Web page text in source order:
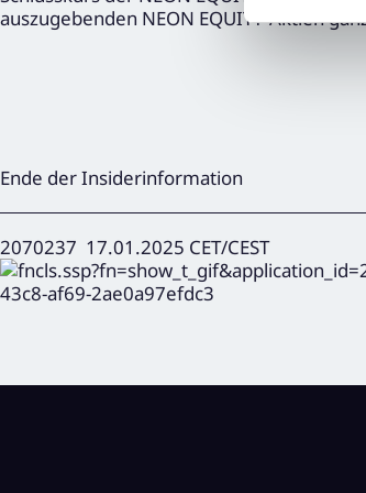
auszugebenden NEON EQUITY-Aktien
Ende der Insiderinformation
2070237 17.01.2025 CET/CEST